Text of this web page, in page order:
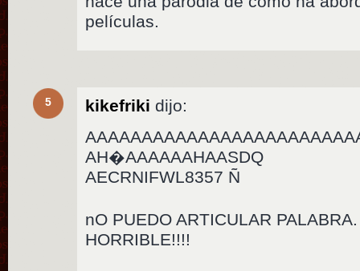
películas.
5 kikefriki dijo:
AH�AAAAAAHAASDQ
AECRNIFWL8357 Ñ
nO PUEDO ARTICULAR
HORRIBLE!!!!